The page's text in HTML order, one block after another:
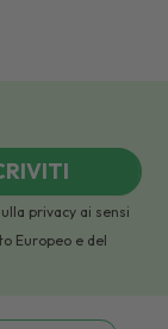
privacy ai sensi
Europeo e del